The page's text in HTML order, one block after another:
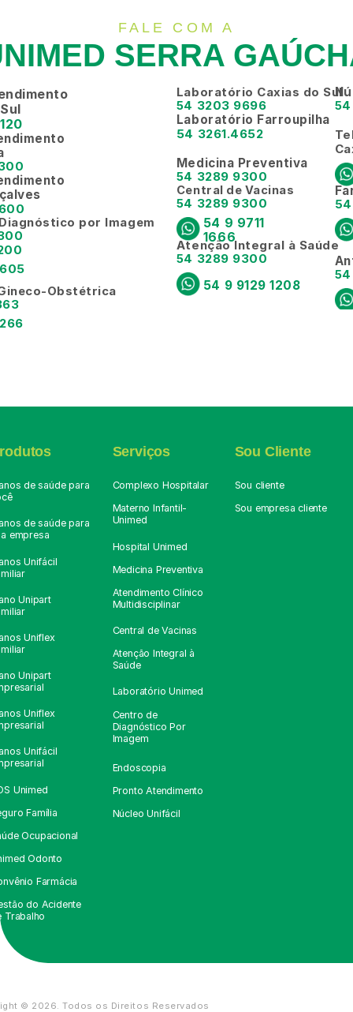
FALE COM A
SERRA
por Imagem
Obstétrica
Laboratório Caxias do Sul
54 3203 9696
Laboratório Farroupilha
54 3261.4652
Medicina Preventiva
54 3289 9300
Central de Vacinas
54 3289 9300
54 9 9711
1666
Atenção Integral à Saúde
54 3289 9300
54 9 9129 1208
de saúde para
de saúde para
empresa
Unifácil
Unipart
Uniflex
Unipart
Uniflex
Unifácil
Unimed
Família
Ocupacional
Odonto
Farmácia
do Acidente
Trabalho
Serviços
Complexo Hospitalar
Materno Infantil-
Unimed
Hospital Unimed
Medicina Preventiva
Atendimento Clínico
Multidisciplinar
Central de Vacinas
Atenção Integral à
Saúde
Laboratório Unimed
Centro de
Diagnóstico Por
Imagem
Endoscopia
Pronto Atendimento
Núcleo Unifácil
Sou Cliente
Sou cliente
Sou empresa cliente
© 2026. Todos os Direitos Reservados